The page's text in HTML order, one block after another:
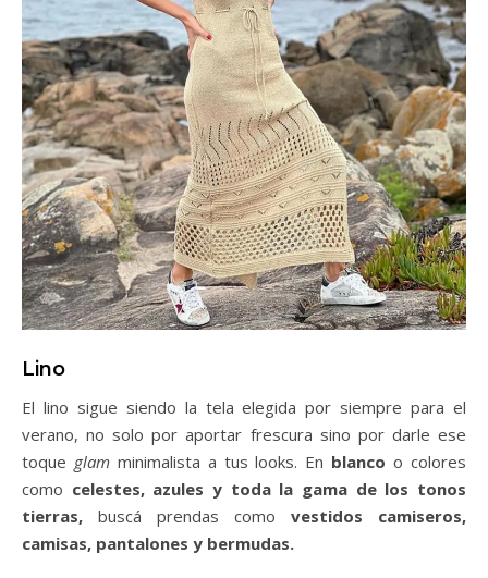
Lino
El lino sigue siendo la tela elegida por siempre para el
verano, no solo por aportar frescura sino por darle ese
toque glam minimalista a tus looks. En blancoo colores
como celestes, azules y toda la gama de los tonos
tierras, buscá prendas como vestidos camiseros,
camisas, pantalones y bermudas.